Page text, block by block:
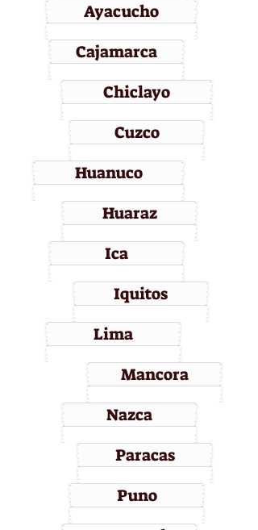
Ayacucho
Cajamarca
Chiclayo
Cuzco
Huanuco
Huaraz
Ica
Iquitos
Lima
Mancora
Nazca
Paracas
Puno